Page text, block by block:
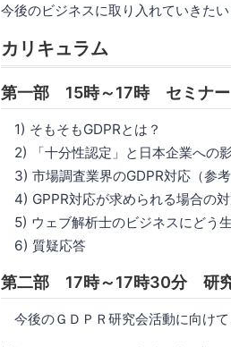
今後のビジネスに取り入れていきた
カリキュラム
第一部 15時～17時 セミナー
1) そもそもGDPRとは？
2) 「十分性認定」と日本企業への
3) 市場調査業界のGDPR対応（参考
4) GPPR対応が求められる場合の
5) ウェブ解析士のビジネスにどう
6) 質疑応答
第二部 17時～17時30分 研究
今後のＧＤＰＲ研究会活動に向けて